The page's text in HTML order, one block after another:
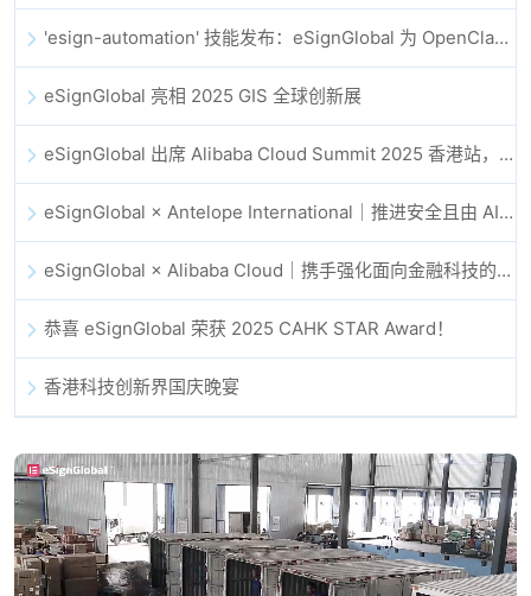
'esign-automation' 技能发布：eSignGlobal 为 OpenClaw 提供自动化电子签名能力
eSignGlobal 亮相 2025 GIS 全球创新展
eSignGlobal 出席 Alibaba Cloud Summit 2025 香港站，共同探讨 AI 驱动的云创新与数字信任未来
eSignGlobal × Antelope International｜推进安全且由 AI 驱动的数字化工作流
eSignGlobal × Alibaba Cloud｜携手强化面向金融科技的全球数字信任
恭喜 eSignGlobal 荣获 2025 CAHK STAR Award！
香港科技创新界国庆晚宴